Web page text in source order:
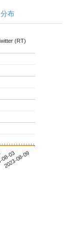
分布
(RT)
03
2023-08-09